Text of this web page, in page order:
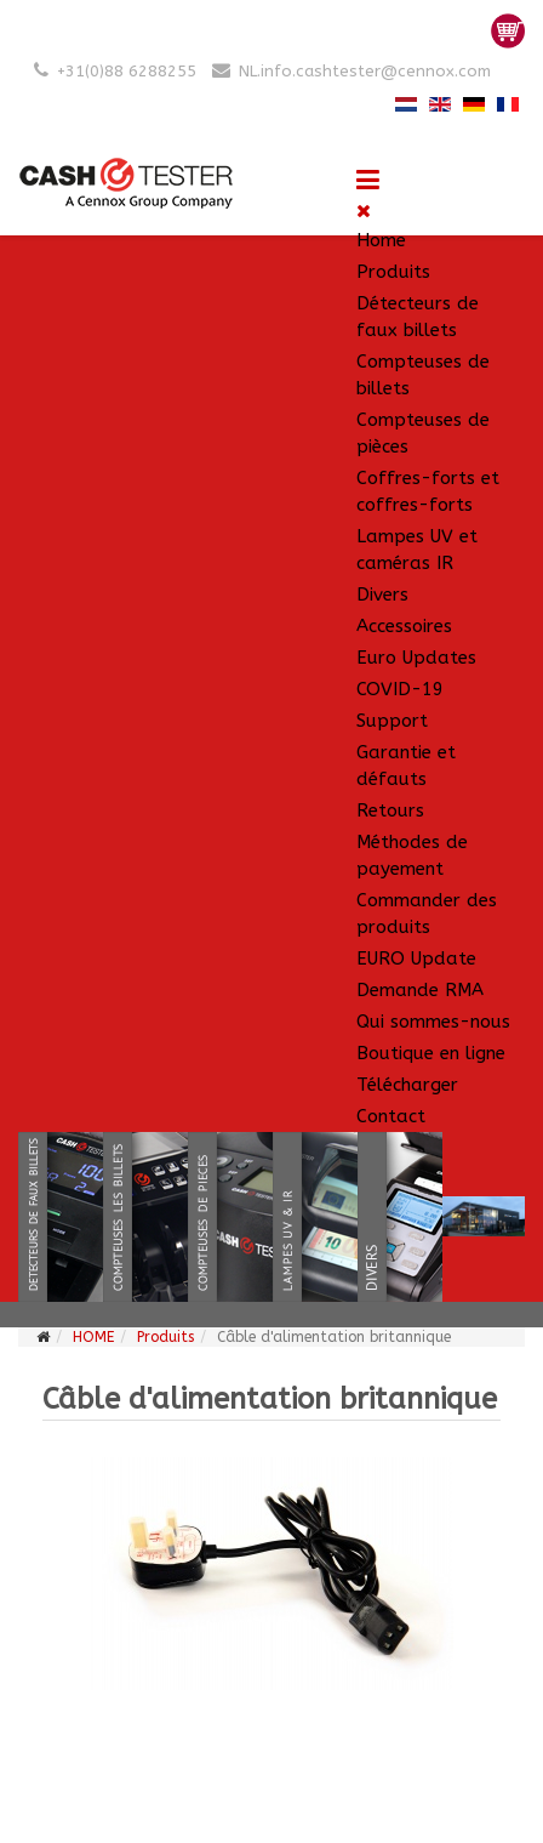
+31(0)88 6288255 NL.info.cashtester@cennox.com
Home
Produits
Détecteurs de
faux billets
Compteuses de
billets
Compteuses de
pièces
Coffres-forts et
coffres-forts
Lampes UV et
caméras IR
Divers
Accessoires
Euro Updates
COVID-19
Support
Garantie et
défauts
Retours
Méthodes de
payement
Commander des
produits
EURO Update
Demande RMA
Qui sommes-nous
Boutique en ligne
Télécharger
Contact
HOME Produits Câble d'alimentation britannique
Câble d'alimentation britannique